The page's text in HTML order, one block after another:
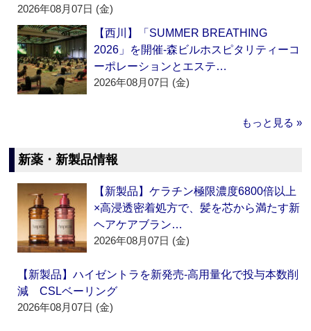
2026年08月07日 (金)
【西川】「SUMMER BREATHING
2026」を開催‐森ビルホスピタリティーコ
ーポレーションとエステ…
2026年08月07日 (金)
もっと見る »
新薬・新製品情報
【新製品】ケラチン極限濃度6800倍以上
×高浸透密着処方で、髪を芯から満たす新
ヘアケアブラン…
2026年08月07日 (金)
【新製品】ハイゼントラを新発売‐高用量化で投与本数削
減 CSLベーリング
2026年08月07日 (金)